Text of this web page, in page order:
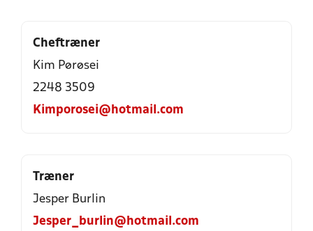
Cheftræner
Kim Pørøsei
2248 3509
Kimporosei@hotmail.com
Træner
Jesper Burlin
Jesper_burlin@hotmail.com